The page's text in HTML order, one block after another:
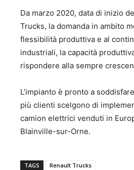
Da marzo 2020, data di inizio
Trucks, la domanda in ambito
flessibilità produttiva e al
industriali, la capacità
rispondere alla sempre
L’impianto è pronto a
più clienti scelgono di
camion elettrici venduti in
Blainville-sur-Orne.
TAGS Renault Trucks